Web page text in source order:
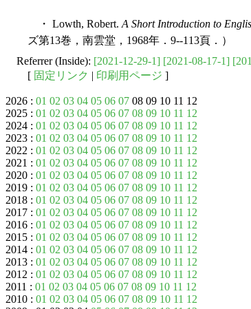
・ Lowth, Robert. A Short Introduction to
ズ第13巻，南雲堂，1968年．9--113頁．）
Referrer (Inside): [2021-12-29-1] [2021-08-17-1]
[ 固定リンク | 印刷用ページ ]
2026 : 01 02 03 04 05 06 07 08 09 10 11 12
2025 : 01 02 03 04 05 06 07 08 09 10 11 12
2024 : 01 02 03 04 05 06 07 08 09 10 11 12
2023 : 01 02 03 04 05 06 07 08 09 10 11 12
2022 : 01 02 03 04 05 06 07 08 09 10 11 12
2021 : 01 02 03 04 05 06 07 08 09 10 11 12
2020 : 01 02 03 04 05 06 07 08 09 10 11 12
2019 : 01 02 03 04 05 06 07 08 09 10 11 12
2018 : 01 02 03 04 05 06 07 08 09 10 11 12
2017 : 01 02 03 04 05 06 07 08 09 10 11 12
2016 : 01 02 03 04 05 06 07 08 09 10 11 12
2015 : 01 02 03 04 05 06 07 08 09 10 11 12
2014 : 01 02 03 04 05 06 07 08 09 10 11 12
2013 : 01 02 03 04 05 06 07 08 09 10 11 12
2012 : 01 02 03 04 05 06 07 08 09 10 11 12
2011 : 01 02 03 04 05 06 07 08 09 10 11 12
2010 : 01 02 03 04 05 06 07 08 09 10 11 12